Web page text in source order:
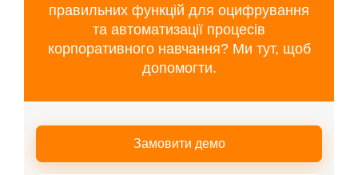
правильних функцій для оцифрування
та автоматизації процесів
корпоративного навчання? Ми тут, щоб
допомогти.
Замовити демо